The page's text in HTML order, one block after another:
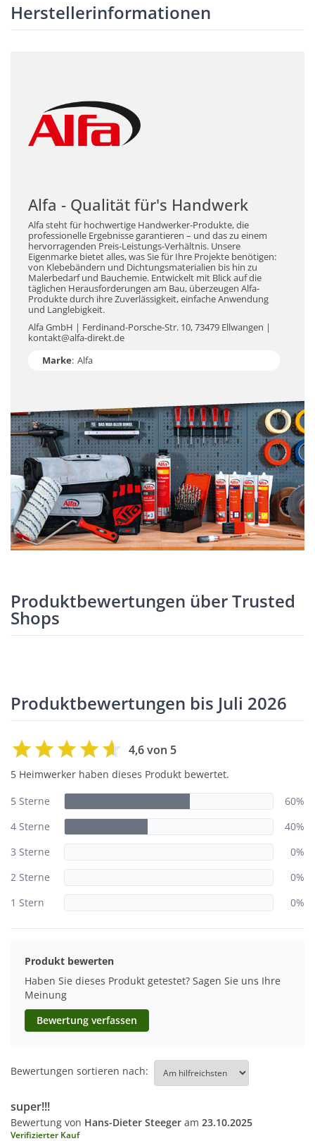
Herstellerinformationen
Alfa - Qualität für's Handwerk
Alfa steht für hochwertige Handwerker-Produkte, die
professionelle Ergebnisse garantieren – und das zu einem
hervorragenden Preis-Leistungs-Verhältnis. Unsere
Eigenmarke bietet alles, was Sie für Ihre Projekte benötigen:
von Klebebändern und Dichtungsmaterialien bis hin zu
Malerbedarf und Bauchemie. Entwickelt mit Blick auf die
täglichen Herausforderungen am Bau, überzeugen Alfa-
Produkte durch ihre Zuverlässigkeit, einfache Anwendung
und Langlebigkeit.
Alfa GmbH | Ferdinand-Porsche-Str. 10, 73479 Ellwangen |
kontakt@alfa-direkt.de
Marke: Alfa
Produktbewertungen über Trusted
Shops
Produktbewertungen bis Juli 2026
4,6 von 5
5 Heimwerker haben dieses Produkt bewertet.
5 Sterne
60%
4 Sterne
40%
3 Sterne
0%
2 Sterne
0%
1 Stern
0%
Produkt bewerten
Haben Sie dieses Produkt getestet? Sagen Sie uns Ihre
Meinung
Bewertung verfassen
Bewertungen sortieren nach:
super!!!
Bewertung von Hans-Dieter Steeger am 23.10.2025
Verifizierter Kauf